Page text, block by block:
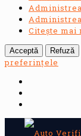
Citește mai
Acceptă Refuză
preferințele